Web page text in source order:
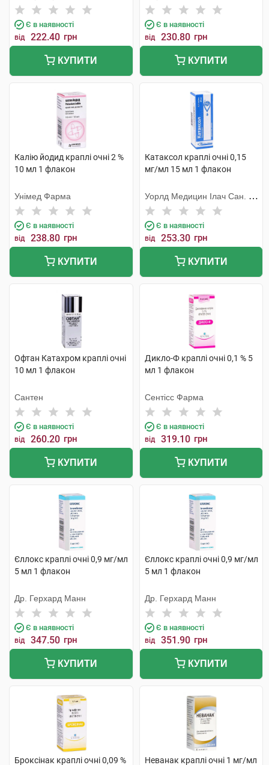
Є в наявності
від 222.40 грн
КУПИТИ
Є в наявності
від 230.80 грн
КУПИТИ
Калію йодид краплі очні 2 %
10 мл 1 флакон
Унімед Фарма
Є в наявності
від 238.80 грн
КУПИТИ
Катаксол краплі очні 0,15
мг/мл 15 мл 1 флакон
Уорлд Медицин Ілач Сан. Ве
Тідж
Є в наявності
від 253.30 грн
КУПИТИ
Офтан Катахром краплі очні
10 мл 1 флакон
Сантен
Є в наявності
від 260.20 грн
КУПИТИ
Дикло-Ф краплі очні 0,1 % 5
мл 1 флакон
Сентісс Фарма
Є в наявності
від 319.10 грн
КУПИТИ
Єллокс краплі очні 0,9 мг/мл
5 мл 1 флакон
Др. Герхард Манн
Є в наявності
від 347.50 грн
КУПИТИ
Єллокс краплі очні 0,9 мг/мл
5 мл 1 флакон
Др. Герхард Манн
Є в наявності
від 351.90 грн
КУПИТИ
Броксінак краплі очні 0,09 % Неванак краплі очні 1 мг/мл